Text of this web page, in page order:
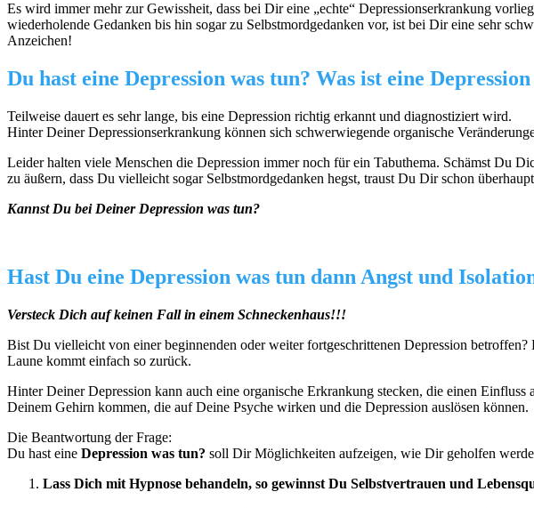
Es wird immer mehr zur Gewissheit, dass bei Dir eine „echte“ Depressionserkrankung
wiederholende Gedanken bis hin sogar zu Selbstmordgedanken vor, ist bei Dir eine sehr
Anzeichen!
Du hast eine Depression was tun? Was ist eine
Teilweise dauert es sehr lange, bis eine Depression richtig erkannt und diagnostiziert wird.
Hinter Deiner Depressionserkrankung können sich schwerwiegende organische
Leider halten viele Menschen die Depression immer noch für ein Tabuthema. Schämst Du
zu äußern, dass Du vielleicht sogar Selbstmordgedanken hegst, traust Du Dir schon
Kannst Du bei Deiner Depression was tun?
Hast Du eine Depression was tun dann Angst und
Versteck Dich auf keinen Fall in einem Schneckenhaus!!!
Bist Du vielleicht von einer beginnenden oder weiter fortgeschrittenen Depression
Laune kommt einfach so zurück.
Hinter Deiner Depression kann auch eine organische Erkrankung stecken, die einen
Deinem Gehirn kommen, die auf Deine Psyche wirken und die Depression auslösen können.
Die Beantwortung der Frage:
Du hast eine Depression was tun? soll Dir Möglichkeiten aufzeigen, wie Dir geholfen
Lass Dich mit Hypnose behandeln, so gewinnst Du Selbstvertrauen und